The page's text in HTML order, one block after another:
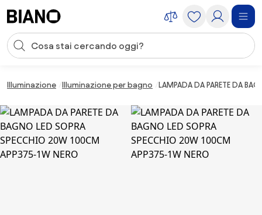
Input della ricerca
Illuminazione Illuminazione per bagno LAMPADA DA PARETE DA